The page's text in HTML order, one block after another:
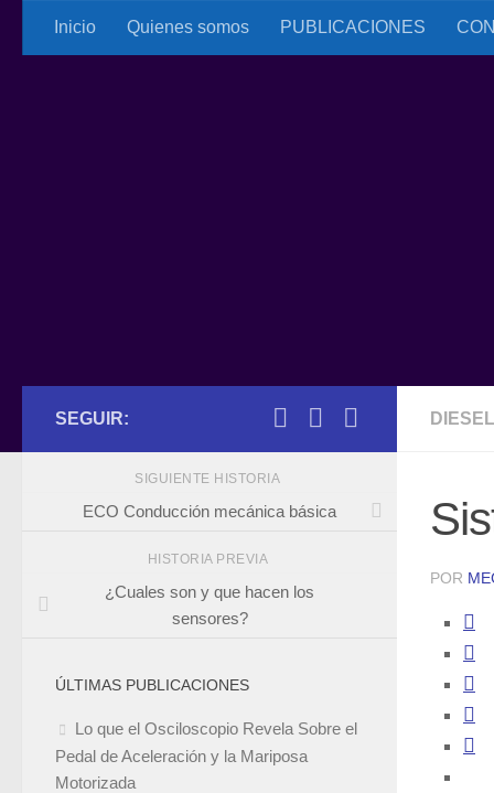
Saltar al contenido
Inicio Quienes somos PUBLICACIONES
DIESEL
POR
SEGUIR:
SIGUIENTE HISTORIA
ECO Conducción mecánica básica
HISTORIA PREVIA
¿Cuales son y que hacen los
sensores?
ÚLTIMAS PUBLICACIONES
Lo que el Osciloscopio Revela Sobre el
Pedal de Aceleración y la Mariposa
Motorizada